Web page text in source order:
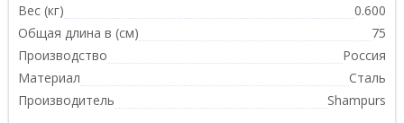
Вес (кг)
0.600
Общая длина в (см)
75
Производство
Россия
Материал
Сталь
Производитель
Shampurs